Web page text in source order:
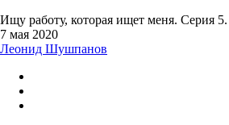
Ищу работу, которая ищет меня. Серия
7 мая 2020
Леонид Шушпанов